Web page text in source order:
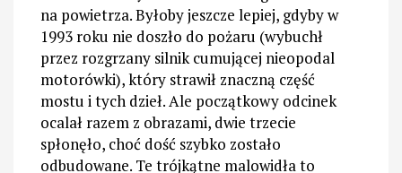
na powietrza. Byłoby jeszcze lepiej, gdyby w
1993 roku nie doszło do pożaru (wybuchł
przez rozgrzany silnik cumującej nieopodal
motorówki), który strawił znaczną część
mostu i tych dzieł. Ale początkowy odcinek
ocalał razem z obrazami, dwie trzecie
spłonęło, choć dość szybko zostało
odbudowane. Te trójkątne malowidła to